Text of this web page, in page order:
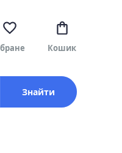
Кошик
Знайти